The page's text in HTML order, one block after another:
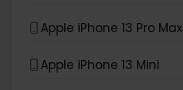
Apple iPhone 13 Pro Max
Apple iPhone 13 Mini